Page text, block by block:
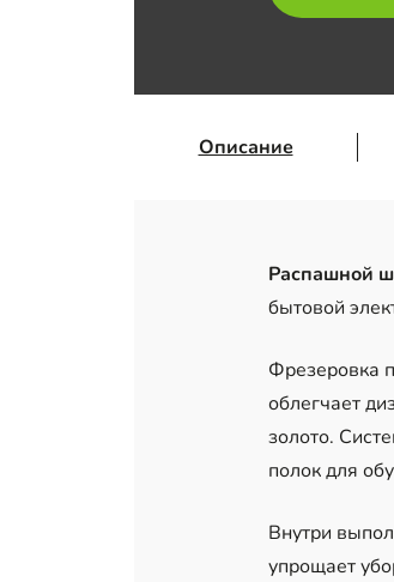
Описание
Распашной
бытовой
Фрезеровка
облегчает
золото.
полок для
Внутри
упрощает